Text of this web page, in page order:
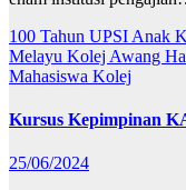
100 Tahun UPSI Anak
Melayu Kolej Awang
Mahasiswa Kolej
Kursus Kepimpinan
25/06/2024